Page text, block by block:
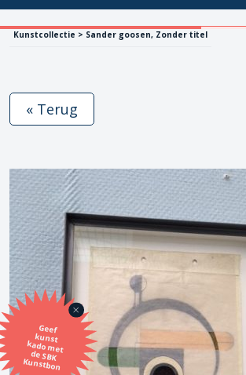
Kunstcollectie > Sander goosen, Zonder titel
Geef
kunst
kado met
de SBK
Kunstbon
« Terug